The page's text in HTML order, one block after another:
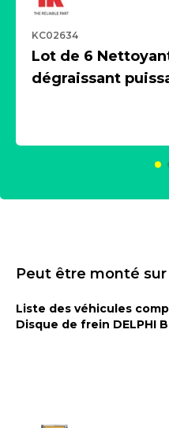
KC02634
Lot de 6
dégraissant
Peut être monté sur
Liste des véhicules
Disque de frein DELPHI